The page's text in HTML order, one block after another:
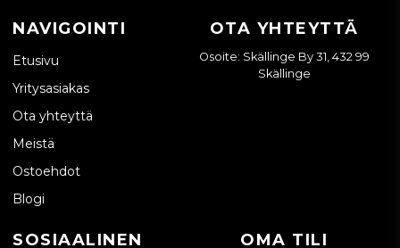
NAVIGOINTI
Etusivu
Yritysasiakas
Ota yhteyttä
Meistä
Ostoehdot
Blogi
OTA YHTEYTTÄ
Osoite: Skällinge By 31, 432 99
Skällinge
SOSIAALINEN OMA TILI